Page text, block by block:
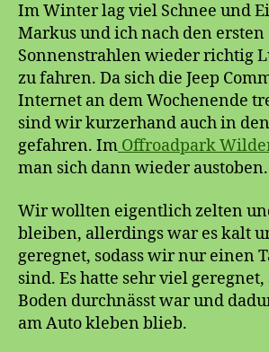
Im Winter lag viel Schnee und
Markus und ich nach den ersten
Sonnenstrahlen wieder richtig
zu fahren. Da sich die Jeep
Internet an dem Wochenende
sind wir kurzerhand auch in
gefahren. Im Offroadpark
man sich dann wieder austoben.
Wir wollten eigentlich zelten
bleiben, allerdings war es kalt
geregnet, sodass wir nur einen
sind. Es hatte sehr viel geregnet,
Boden durchnässt war und
am Auto kleben blieb.